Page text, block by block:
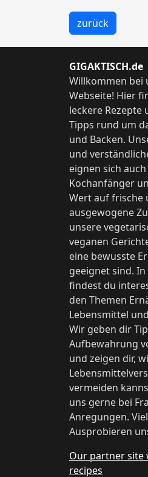
zurück
GIGAKTISCH.de
Willkommen bei
Webseite! Hier
leckere Rezepte
Tipps rund um
und Backen.
und
eignen sich
Kochanfänger
Wert auf frische
ausgewogene
unsere
veganen
eine bewusste
geeignet sind.
findest du
den Themen
Lebensmittel
Wir geben dir
Aufbewahrung
und zeigen dir,
vermeiden
uns gerne bei
Anregungen.
Ausprobieren
Our partner site
recipes